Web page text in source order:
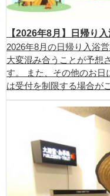
【2026年8月】日帰り
2026年8月の日帰り入浴
大変混み合うことが予想
す。 また、その他のお日
は受付を制限する場合が